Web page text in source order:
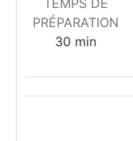
PRÉPARATION
30 minutes
min